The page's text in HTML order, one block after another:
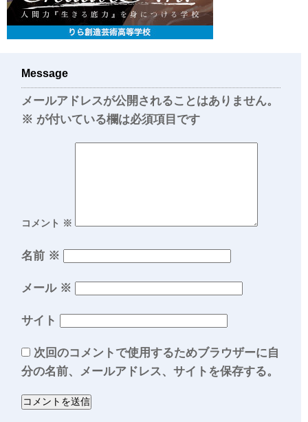
Message
メールアドレスが公開されることはありません。
※ が付いている欄は必須項目です
コメント ※
名前 ※
メール ※
サイト
次回のコメントで使用するためブラウザーに自
分の名前、メールアドレス、サイトを保存する。